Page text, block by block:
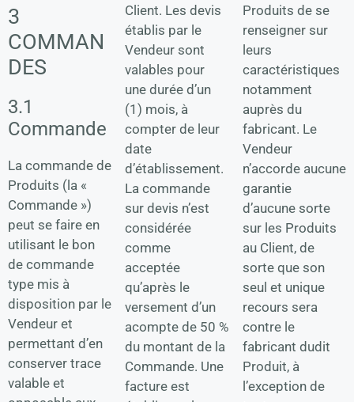
3
COMMAN
DES
3.1
Commande
La commande de
Produits (la «
Commande »)
peut se faire en
utilisant le bon
de commande
type mis à
disposition par le
Vendeur et
permettant d’en
conserver trace
valable et
Client. Les devis
établis par le
Vendeur sont
valables pour
une durée d’un
(1) mois, à
compter de leur
date
d’établissement.
La commande
sur devis n’est
considérée
comme
acceptée
qu’après le
versement d’un
acompte de 50 %
du montant de la
Commande. Une
facture est
Produits de se
renseigner sur
leurs
caractéristiques
notamment
auprès du
fabricant. Le
Vendeur
n’accorde aucune
garantie
d’aucune sorte
sur les Produits
au Client, de
sorte que son
seul et unique
recours sera
contre le
fabricant dudit
Produit, à
l’exception de